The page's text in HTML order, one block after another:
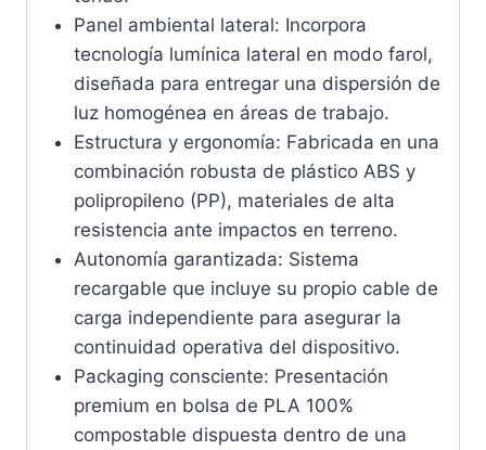
Panel ambiental lateral: Incorpora
tecnología lumínica lateral en modo farol,
diseñada para entregar una dispersión de
luz homogénea en áreas de trabajo.
Estructura y ergonomía: Fabricada en una
combinación robusta de plástico ABS y
polipropileno (PP), materiales de alta
resistencia ante impactos en terreno.
Autonomía garantizada: Sistema
recargable que incluye su propio cable de
carga independiente para asegurar la
continuidad operativa del dispositivo.
Packaging consciente: Presentación
premium en bolsa de PLA 100%
compostable dispuesta dentro de una